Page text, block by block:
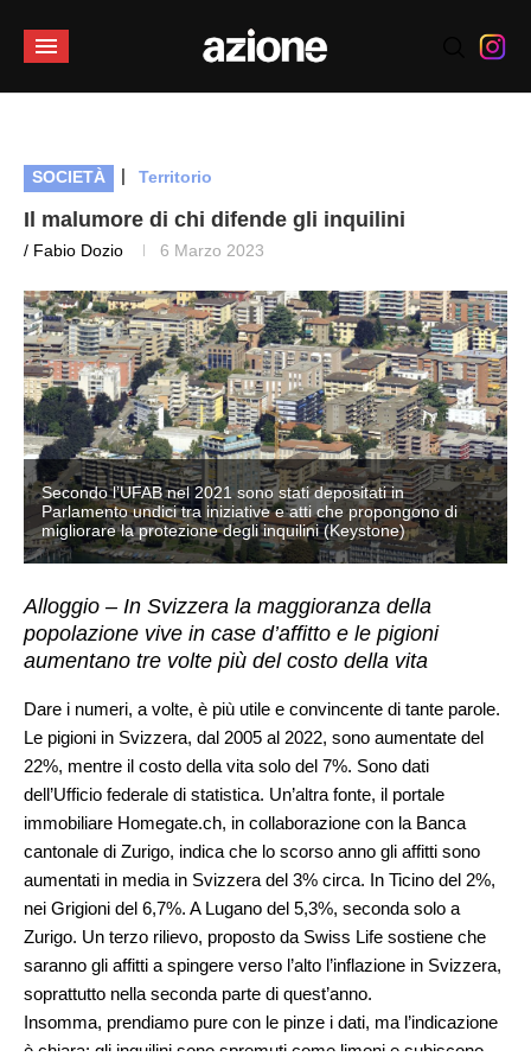
SOCIETÀ | Territorio
Il malumore di chi difende gli inquilini
/ Fabio Dozio 6 Marzo 2023
Secondo l’UFAB nel 2021 sono stati depositati in
Parlamento undici tra iniziative e atti che propongono di
migliorare la protezione degli inquilini (Keystone)
Alloggio – In Svizzera la maggioranza della
popolazione vive in case d’affitto e le pigioni
aumentano tre volte più del costo della vita
Dare i numeri, a volte, è più utile e convincente di tante parole.
Le pigioni in Svizzera, dal 2005 al 2022, sono aumentate del
22%, mentre il costo della vita solo del 7%. Sono dati
dell’Ufficio federale di statistica. Un’altra fonte, il portale
immobiliare Homegate.ch, in collaborazione con la Banca
cantonale di Zurigo, indica che lo scorso anno gli affitti sono
aumentati in media in Svizzera del 3% circa. In Ticino del 2%,
nei Grigioni del 6,7%. A Lugano del 5,3%, seconda solo a
Zurigo. Un terzo rilievo, proposto da Swiss Life sostiene che
saranno gli affitti a spingere verso l’alto l’inflazione in Svizzera,
soprattutto nella seconda parte di quest’anno.
Insomma, prendiamo pure con le pinze i dati, ma l’indicazione
è chiara: gli inquilini sono spremuti come limoni e subiscono